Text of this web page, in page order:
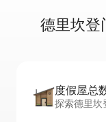
德里坎登
度假屋总
探索德里坎